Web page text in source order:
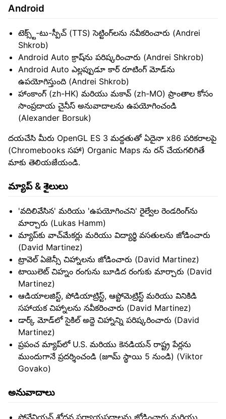
Android
టెక్స్ట్-టు-స్పీచ్ (TTS) సెట్టింగ్‌లను నవీకరించారు (Andrei
Shkrob)
Android Auto క్రాష్‌ను పరిష్కరించారు (Andrei Shkrob)
Android Auto ఎల్లప్పుడూ కార్ రూటింగ్ మోడ్‌ను
ఉపయోగిస్తుంది (Andrei Shkrob)
హాంకాంగ్ (zh-HK) మరియు మకావ్ (zh-MO) ప్రాంతాల కోసం
సాంప్రదాయ చైనీస్ అనువాదాలను ఉపయోగించండి
(Alexander Borsuk)
దయచేసి మీరు OpenGL ES 3 మద్దతుతో ఏదైనా x86 పరికరాలపై
(Chromebooks సహా) Organic Maps ను రన్ చేయగలిగితే
మాకు తెలియజేయండి.
మ్యాప్ & శైలులు
'వదిలివేసిన' మరియు 'ఉపయోగించని' రైల్వేల రెండరింగ్‌ను
మార్చారు (Lukas Hamm)
మ్యాప్‌కు వాచ్‌మేకర్లు మరియు విద్యార్థి వసతులను జోడించారు
(David Martinez)
ట్రావెల్ ఏజెన్సీ చిహ్నాలను జోడించారు (David Martinez)
టాయిలెట్ చిహ్నం రంగును బూడిద రంగుకు మార్చారు (David
Martinez)
ఆడియాలజిస్ట్, పోడియాట్రిస్ట్, ఆప్టోమెట్రిస్ట్ మరియు వినికిడి
సహాయక చిహ్నాలను నవీకరించారు (David Martinez)
డార్క్ మోడ్‌లో సైకిల్ అద్దె చిహ్నాన్ని పరిష్కరించారు (David
Martinez)
ప్రపంచ మ్యాప్‌లో U.S. మరియు కెనడియన్ రాష్ట్ర పేర్లను
ముందుగానే ప్రదర్శించండి (జూమ్ స్థాయి 5 నుండి) (Viktor
Govako)
అనువాదాలు
స్లోవేనియన్ శోధన పర్యాయపదాలను జోడించారు మరియు